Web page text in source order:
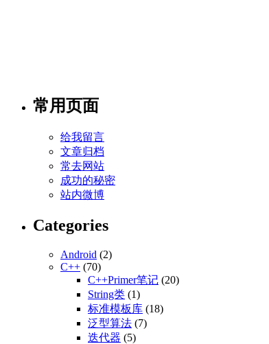
常用页面
给我留言
文章归档
常去网站
成功的秘密
站内微博
Categories
Android (2)
C++ (70)
C++Primer笔记 (20)
String类 (1)
标准模板库 (18)
泛型算法 (7)
迭代器 (5)